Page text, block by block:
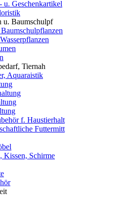
u. Geschenkartikel
u. Baumschulpf
Tiernah
Aquaraistik
f. Haustierhalt
Futtermitt
Kissen, Schirme